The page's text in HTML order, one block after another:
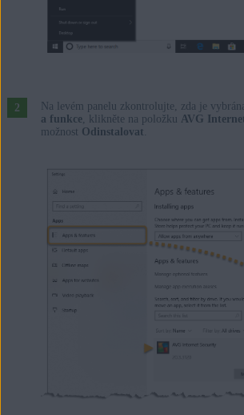
Na levém panelu zkontrolujte, zda je
a funkce, klikněte na položku AVG
možnost Odinstalovat.